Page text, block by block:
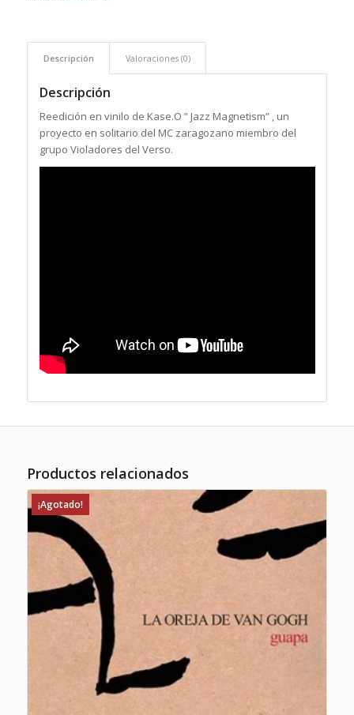
Descripción Valoraciones (0)
Descripción
Reedición en vinilo de Kase.O ” Jazz Magnetism” , un
proyecto en solitario del MC zaragozano miembro del
grupo Violadores del Verso.
Productos relacionados
¡Agotado!